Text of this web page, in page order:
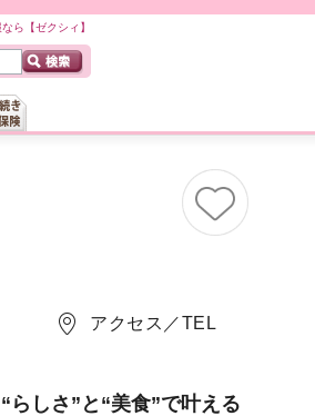
ら【ゼクシィ】
アクセス／TEL
らしさ”と“美食”で叶える